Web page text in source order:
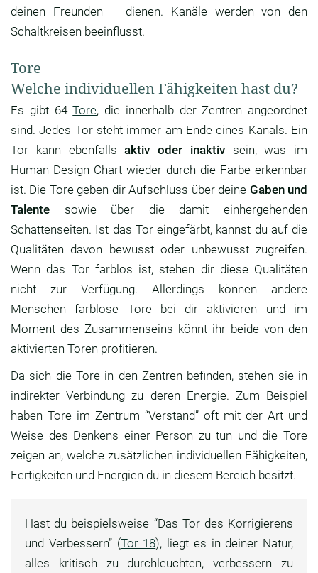
deinen Freunden – dienen. Kanäle werden von den
Schaltkreisen beeinflusst.
Tore
Welche individuellen Fähigkeiten hast du?
Es gibt 64Tore, die innerhalb der Zentren angeordnet
sind. Jedes Tor steht immer am Ende eines Kanals. Ein
Tor kann ebenfallsaktiv oder inaktivsein, was im
Human Design Chart wieder durch die Farbe erkennbar
ist. Die Tore geben dir Aufschluss über deine Gaben und
Talente sowie über die damit einhergehenden
Schattenseiten. Ist das Tor eingefärbt, kannst du auf die
Qualitäten davon bewusst oder unbewusst zugreifen.
Wenn das Tor farblos ist, stehen dir diese Qualitäten
nicht zur Verfügung. Allerdings können andere
Menschen farblose Tore bei dir aktivieren und im
Moment des Zusammenseins könnt ihr beide von den
aktivierten Toren profitieren.
Da sich die Tore in den Zentren befinden, stehen sie in
indirekter Verbindung zu deren Energie. Zum Beispiel
haben Tore im Zentrum “Verstand” oft mit der Art und
Weise des Denkens einer Person zu tun und die Tore
zeigen an, welche zusätzlichen individuellen Fähigkeiten,
Fertigkeiten und Energien du in diesem Bereich besitzt.
Hast du beispielsweise “Das Tor des Korrigierens
und Verbessern” (Tor 18), liegt es in deiner Natur,
alles kritisch zu durchleuchten, verbessern zu